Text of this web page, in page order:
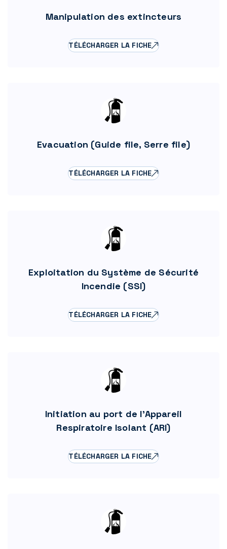
Manipulation des extincteurs
TÉLÉCHARGER LA FICHE
Evacuation (Guide file, Serre file)
TÉLÉCHARGER LA FICHE
Exploitation du Système de Sécurité
Incendie (SSI)
TÉLÉCHARGER LA FICHE
Initiation au port de l'Appareil
Respiratoire Isolant (ARI)
TÉLÉCHARGER LA FICHE